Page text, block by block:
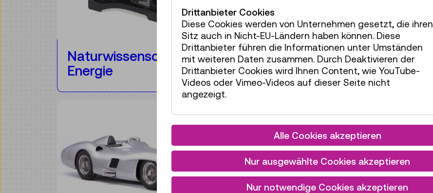
Naturwissenschaften &
Energie
Produktionstechnik &
Werkstoffe
Drittanbieter Cookies
Diese Cookies werden von Unternehmen gesetzt, die ihren
Sitz auch in Nicht-EU-Ländern haben können. Diese
Drittanbieter führen die Informationen unter Umständen
mit weiteren Daten zusammen. Durch Deaktivieren der
Drittanbieter Cookies wird Ihnen Content, wie YouTube-
Videos oder Vimeo-Videos auf dieser Seite nicht
angezeigt.
Alle Cookies akzeptieren
Nur ausgewählte Cookies akzeptieren
Nur notwendige Cookies akzeptieren